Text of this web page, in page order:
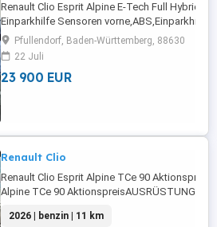
Renault Clio Esprit Alpine E-Tech Full Hybrid
Einparkhilfe Sensoren vorne,ABS,Einparkhilfe
Radio,Radio,LED-
Tagfahrlicht,Elektrische
Pfullendorf, Baden-Württemberg, 88630
22 Juli
23 900 EUR
Renault Clio
Renault Clio Esprit Alpine TCe 90 Aktionspreis.
Alpine TCe 90 AktionspreisAUSRÜSTUNG:
2026 | benzin | 11 km